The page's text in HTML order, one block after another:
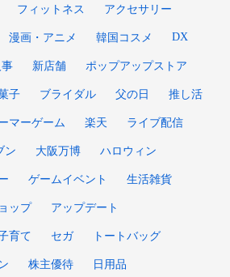
フィットネス アクセサリー
漫画・アニメ 韓国コスメ DX
事 新店舗 ポップアップストア
子 ブライダル 父の日 推し活
マーゲーム 楽天 ライブ配信
ン 大阪万博 ハロウィン
ゲームイベント 生活雑貨
ップ アップデート
育て セガ トートバッグ
株主優待 日用品